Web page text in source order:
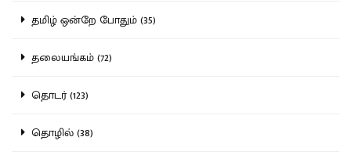
தமிழ் ஒன்றே போதும் (35)
தலையங்கம் (72)
தொடர் (123)
தொழில் (38)